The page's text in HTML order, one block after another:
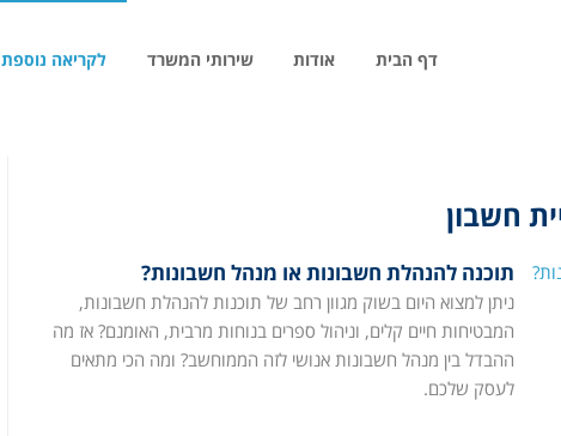
דף הבית אודות שירותי המשרד לקריאה נוספת
חשבון
תוכנה להנהלת חשבונות או מנהל חשבונות?
ניתן למצוא היום בשוק מגוון רחב של תוכנות להנהלת חשבונות,
המבטיחות חיים קלים, וניהול ספרים בנוחות מרבית, האומנם? אז מה
ההבדל בין מנהל חשבונות אנושי לזה הממוחשב? ומה הכי מתאים
לעסק שלכם.